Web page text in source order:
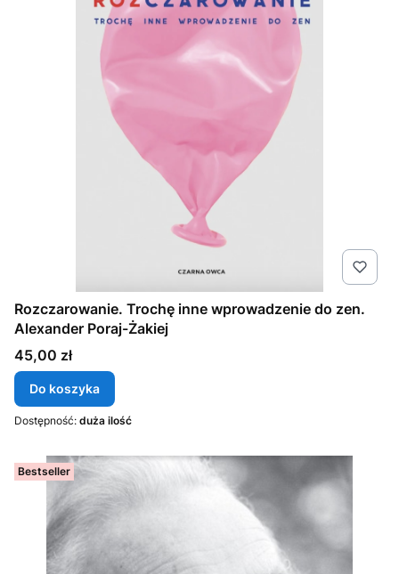
Rozczarowanie. Trochę inne wprowadzenie do zen.
Alexander Poraj-Żakiej
Cena
45,00 zł
Do koszyka
Dostępność: duża ilość
Bestseller